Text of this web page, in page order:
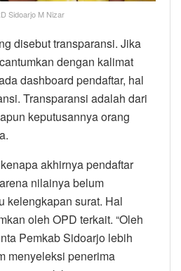
Sidoarjo M Nizar
disebut transparansi. Jika
dengan kalimat
dashboard pendaftar, hal
Transparansi adalah dari
keputusannya orang
akhirnya pendaftar
nilainya belum
kelengkapan surat. Hal
oleh OPD terkait. “Oleh
Pemkab Sidoarjo lebih
menyeleksi penerima